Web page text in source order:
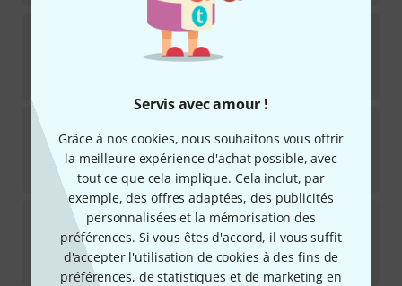
Servis avec amour !
Grâce à nos cookies, nous souhaitons vous offrir
la meilleure expérience d'achat possible, avec
tout ce que cela implique. Cela inclut, par
exemple, des offres adaptées, des publicités
personnalisées et la mémorisation des
préférences. Si vous êtes d'accord, il vous suffit
d'accepter l'utilisation de cookies à des fins de
préférences, de statistiques et de marketing en
Jody JazzTenor HR* Custom Dark 6*
6
Disponible immédiatement
12
Disponible immédiatement
186 €
BetterSaxBurnin' Tenor Saxophone 6*
10
Disponible immédiatement
315 €